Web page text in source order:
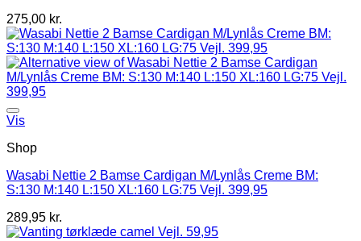
275,00 kr.
Vis
Shop
Wasabi Nettie 2 Bamse Cardigan M/Lynlås Creme BM:
S:130 M:140 L:150 XL:160 LG:75 Vejl. 399,95
289,95 kr.